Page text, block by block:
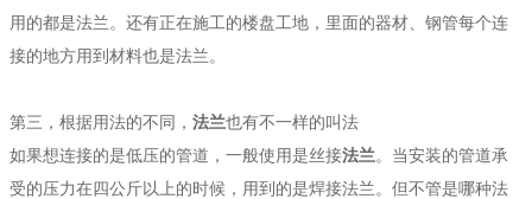
用的都是法兰。还有正在施工的楼盘工地，里面的器材、钢管每个连
接的地方用到材料也是法兰。
第三，根据用法的不同， 法兰也有不一样的叫法
如果想连接的是低压的管道，一般使用是丝接法兰。当安装的管道承
受的压力在四公斤以上的时候，用到的是焊接法兰。但不管是哪种法